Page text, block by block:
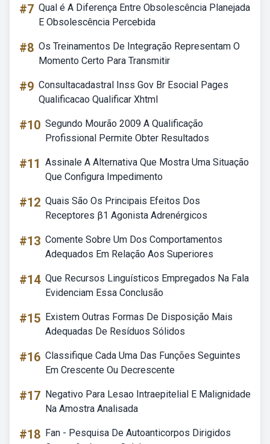
#7 Qual é A Diferença Entre Obsolescência Planejada
E Obsolescência Percebida
#8 Os Treinamentos De Integração Representam O
Momento Certo Para Transmitir
#9 Consultacadastral Inss Gov Br Esocial Pages
Qualificacao Qualificar Xhtml
#10 Segundo Mourão 2009 A Qualificação
Profissional Permite Obter Resultados
#11 Assinale A Alternativa Que Mostra Uma Situação
Que Configura Impedimento
#12 Quais São Os Principais Efeitos Dos
Receptores β1 Agonista Adrenérgicos
#13 Comente Sobre Um Dos Comportamentos
Adequados Em Relação Aos Superiores
#14 Que Recursos Linguísticos Empregados Na Fala
Evidenciam Essa Conclusão
#15 Existem Outras Formas De Disposição Mais
Adequadas De Resíduos Sólidos
#16 Classifique Cada Uma Das Funções Seguintes
Em Crescente Ou Decrescente
#17 Negativo Para Lesao Intraepitelial E Malignidade
Na Amostra Analisada
#18 Fan - Pesquisa De Autoanticorpos Dirigidos